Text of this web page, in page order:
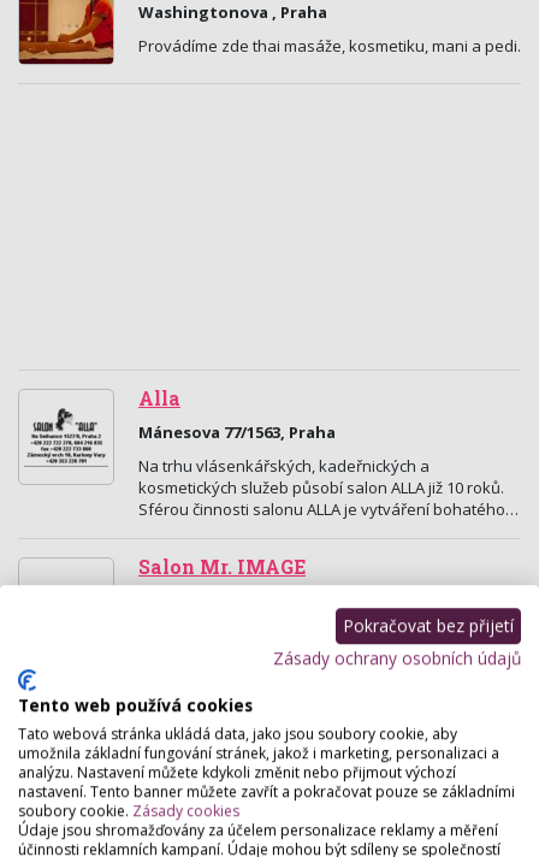
Washingtonova , Praha
Provádíme zde thai masáže, kosmetiku, mani a pedi.
Alla
Mánesova 77/1563, Praha
Na trhu vlásenkářských, kadeřnických a
kosmetických služeb působí salon ALLA již 10 roků.
Sférou činnosti salonu ALLA je vytváření bohatého…
Salon Mr. IMAGE
Kadeřnické a vizážistické služby, fotografické
služby, kurzy líčení, svatební a společenský servis,
kosmetika, manikúra - nehtový desing,
poradenství…
The Amazon Praha 2 - Depilace |
Kosmetika | Manikura | Pedikura |
Masáže
Salmovská 14, Praha
Pokračovat bez přijetí
Zásady ochrany osobních údajů
Tento web používá cookies
Tato webová stránka ukládá data, jako jsou soubory cookie, aby
umožnila základní fungování stránek, jakož i marketing, personalizaci a
analýzu. Nastavení můžete kdykoli změnit nebo přijmout výchozí
nastavení. Tento banner můžete zavřít a pokračovat pouze se základními
soubory cookie. Zásady cookies
Údaje jsou shromažďovány za účelem personalizace reklamy a měření
účinnosti reklamních kampaní. Údaje mohou být sdíleny se společností